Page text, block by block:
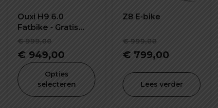
Ouxi H9 6.0
Fatbike - Gratis
Alarmsysteem,
Voetsteuntjes &
Grotere
Vernieuwde
Display
€999,00
Oorspronkelijke
prijs
was:
€ 999,00.
€ 949,00
is:
€ 949,00.
Opties
selecteren
Z8 E-bike
€999,00
prijs
€ 999,00.
€ 799,00
is:
€ 799,00.
Lees verder